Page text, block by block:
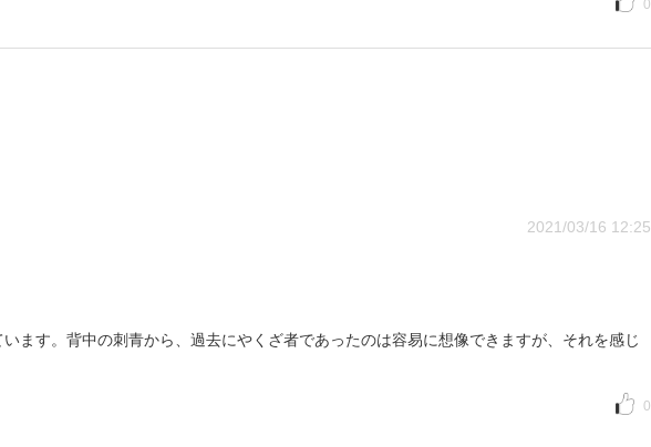
0
2021/03/16 12:25
ます。背中の刺青から、過去にやくざ者であったのは容易に想像できますが、それを感じ
0